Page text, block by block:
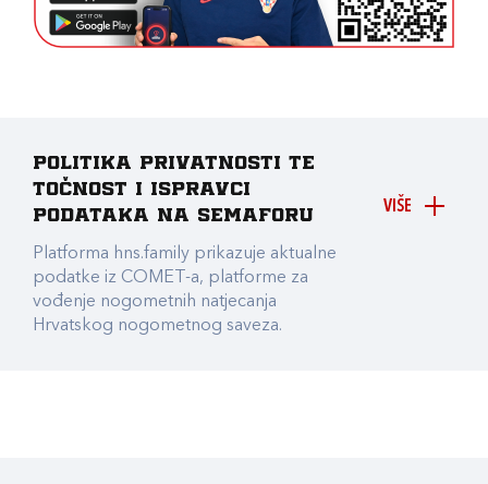
VIŠE
Politika privatnosti te
točnost i ispravci
podataka na Semaforu
Platforma hns.family prikazuje aktualne
podatke iz COMET-a, platforme za
vođenje nogometnih natjecanja
Hrvatskog nogometnog saveza.